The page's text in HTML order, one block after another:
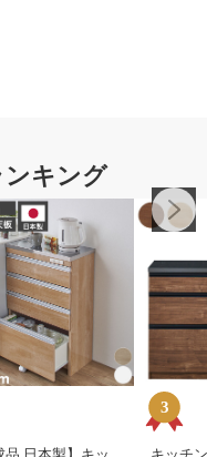
ンキング